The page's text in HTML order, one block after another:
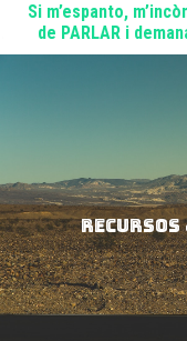
Si m’espanto,
de PARLAR i